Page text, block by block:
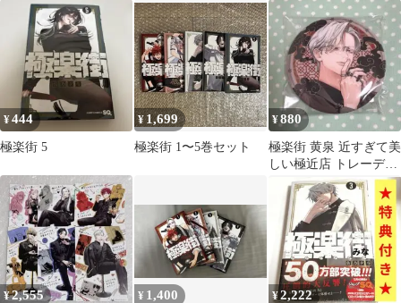
¥444
極楽街 5
¥ 1,699
極楽街 1〜5巻セット
¥880
極楽街 黄泉 近すぎて美
しい極近店 トレーディ
ングチェーン付き缶バ
ッジ
¥2,555 ¥ 1,400 ¥2,222